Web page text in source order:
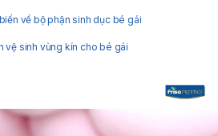
về bộ phận sinh dục bé gái
vệ sinh vùng kín cho bé gái